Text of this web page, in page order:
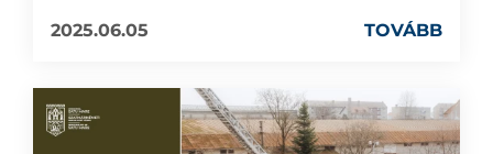
2025.06.05
TOVÁBB